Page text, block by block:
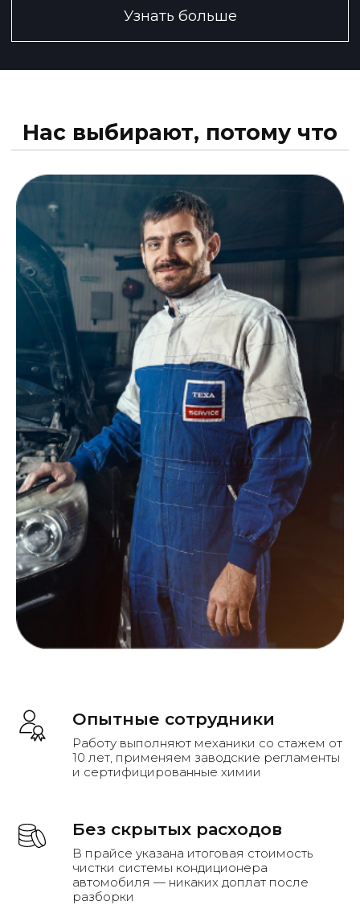
Опытные сотрудники
Работу выполняют механики со стажем от
10 лет, применяем заводские регламенты
и сертифицированные химии
Без скрытых расходов
В прайсе указана итоговая стоимость
чистки системы кондиционера
автомобиля — никаких доплат после
разборки
Записаться на диагностику
Запишитесь на ТО и получите
бесплатную консультацию от наших